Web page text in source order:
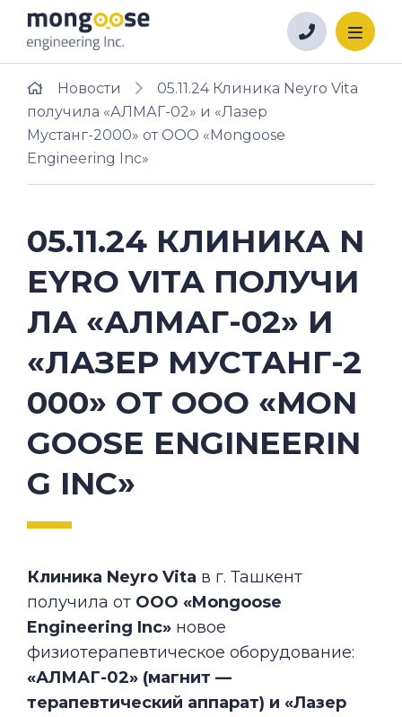
Новости
05.11.24 Клиника Neyro Vita
получила «АЛМАГ-02» и «Лазер
Мустанг-2000» от ООО «Mongoose
Engineering Inc»
05.11.24 КЛИНИКА N
EYRO VITA ПОЛУЧИ
ЛА «АЛМАГ-02» И
«ЛАЗЕР МУСТАНГ-2
000» ОТ ООО «MON
GOOSE ENGINEERIN
G INC»
Клиника Neyro Vita в г. Ташкент
получила от ООО «Mongoose
Engineering Inc» новое
физиотерапевтическое оборудование:
«АЛМАГ-02» (магнит —
терапевтический аппарат) и «Лазер